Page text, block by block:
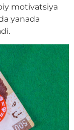
motivatsiya
yanada